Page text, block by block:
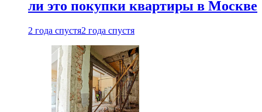
ли это покупки квартиры в Москве
2 года спустя2 года спустя